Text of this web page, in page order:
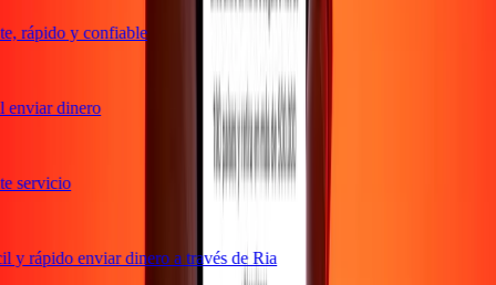
rápido y confiable
dinero
servicio
rápido enviar dinero a través de Ria